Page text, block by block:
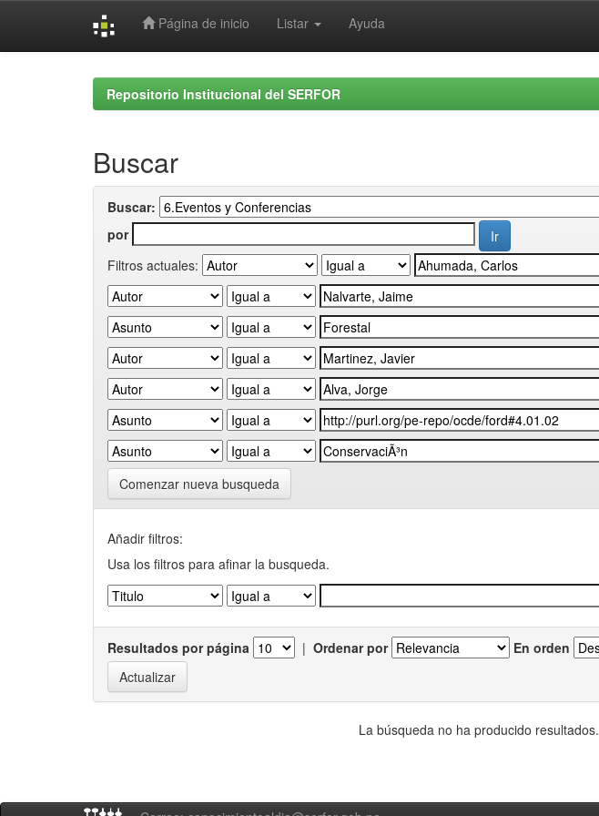
Página de inicio Listar Ayuda
Repositorio Institucional del SERFOR
Buscar
Buscar:
por
Filtros actuales:
Comenzar nueva busqueda
Añadir filtros:
Usa los filtros para afinar la busqueda.
Resultados por página | Ordenar por En orden
La búsqueda no ha producido resultados.